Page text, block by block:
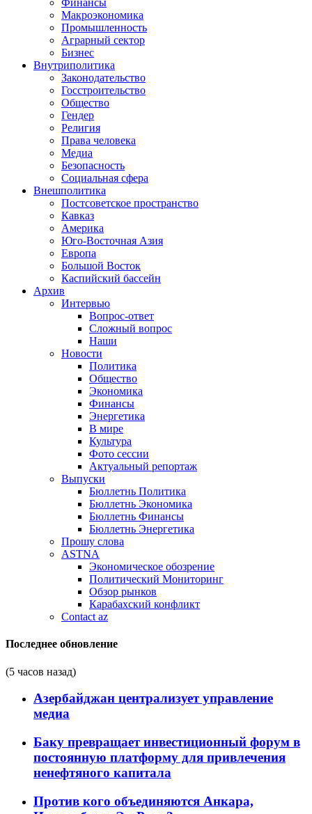
Финансы
Макроэкономика
Промышленность
Аграрный сектор
Бизнес
Внутриполитика
Законодательство
Госстроительство
Общество
Гендер
Религия
Права человека
Медиа
Безопасность
Социальная сфера
Внешполитика
Постсоветское пространство
Кавказ
Америка
Юго-Восточная Азия
Европа
Большой Восток
Каспийский бассейн
Архив
Интервью
Вопрос-ответ
Сложный вопрос
Наши
Новости
Политика
Общество
Экономика
Финансы
Энергетика
В мире
Культура
Фото сессии
Актуальный репортаж
Выпуски
Бюллетнь Политика
Бюллетнь Экономика
Бюллетнь Финансы
Бюллетнь Энергетика
Прошу слова
ASTNA
Экономическое обозрение
Политический Мониторинг
Обзор рынков
Карабахский конфликт
Contact az
Последнее обновление
(5 часов назад)
Азербайджан централизует управление
медиа
Баку превращает инвестиционный форум в
постоянную платформу для привлечения
ненефтяного капитала
Против кого объединяются Анкара,